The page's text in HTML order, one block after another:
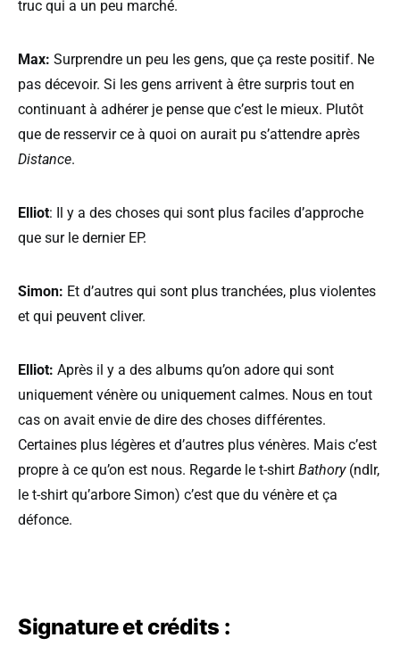
truc qui a un peu marché.
Max: Surprendre un peu les gens, que ça reste positif. Ne
pas décevoir. Si les gens arrivent à être surpris tout en
continuant à adhérer je pense que c’est le mieux. Plutôt
que de resservir ce à quoi on aurait pu s’attendre après
Distance.
Elliot: Il y a des choses qui sont plus faciles d’approche
que sur le dernier EP.
Simon: Et d’autres qui sont plus tranchées, plus violentes
et qui peuvent cliver.
Elliot: Après il y a des albums qu’on adore qui sont
uniquement vénère ou uniquement calmes. Nous en tout
cas on avait envie de dire des choses différentes.
Certaines plus légères et d’autres plus vénères. Mais c’est
propre à ce qu’on est nous. Regarde le t-shirt Bathory(ndlr,
le t-shirt qu’arbore Simon) c’est que du vénère et ça
défonce.
Signature et crédits :